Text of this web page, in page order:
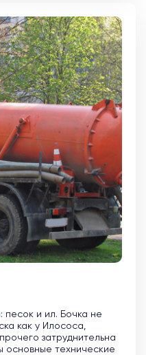
песок и ил. Бочка не
как у Илососа,
затруднительна
основные технические